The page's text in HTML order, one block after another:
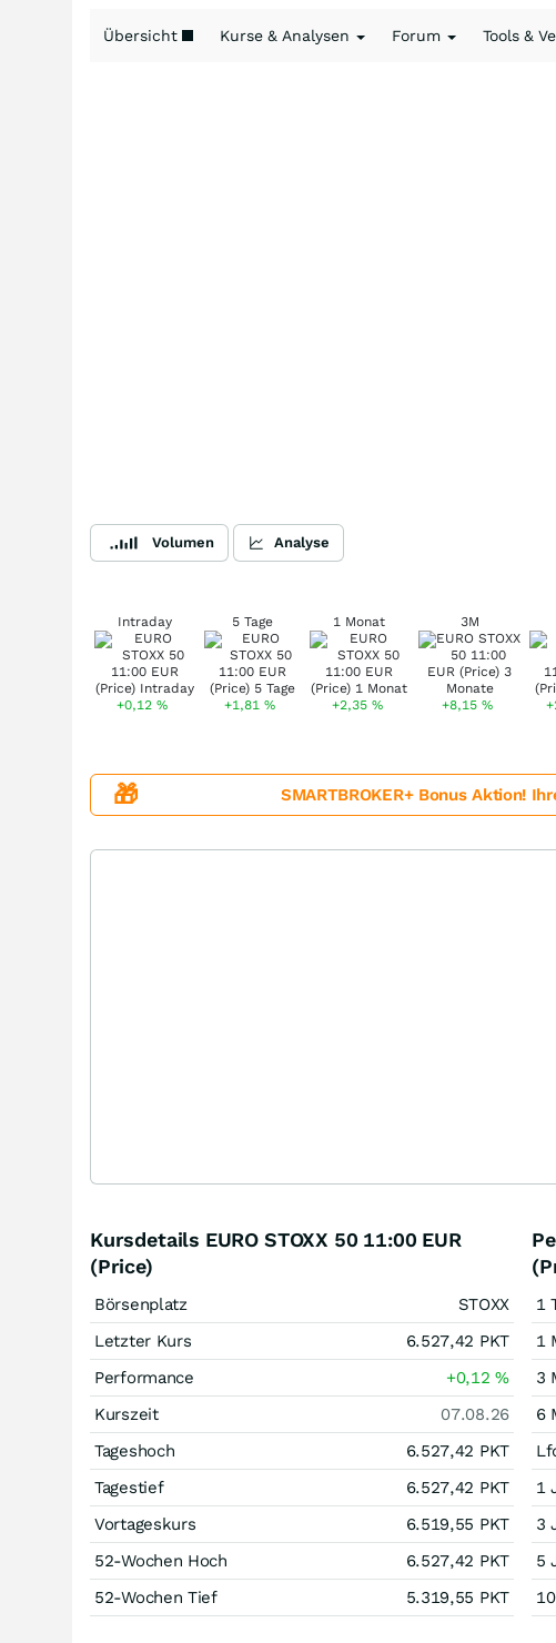
Übersicht Kurse & Analysen Forum Tools &
Volumen Analyse
Intraday
+0,12%
5 Tage
+1,81%
1 Monat
+2,35 %
3M
+8,15%
🎁 SMARTBROKER+ Bonus Aktion!
Kursdetails EURO STOXX 50 11:00 EUR
(Price)
Börsenplatz
STOXX
Letzter Kurs
6.527,42 PKT
Performance
+0,12%
Kurszeit
07.08.26
Tageshoch
6.527,42 PKT
Tagestief
6.527,42 PKT
Vortageskurs
6.519,55 PKT
52-Wochen Hoch
6.527,42 PKT
52-Wochen Tief
5.319,55 PKT
1
1
3
6
1
3
5